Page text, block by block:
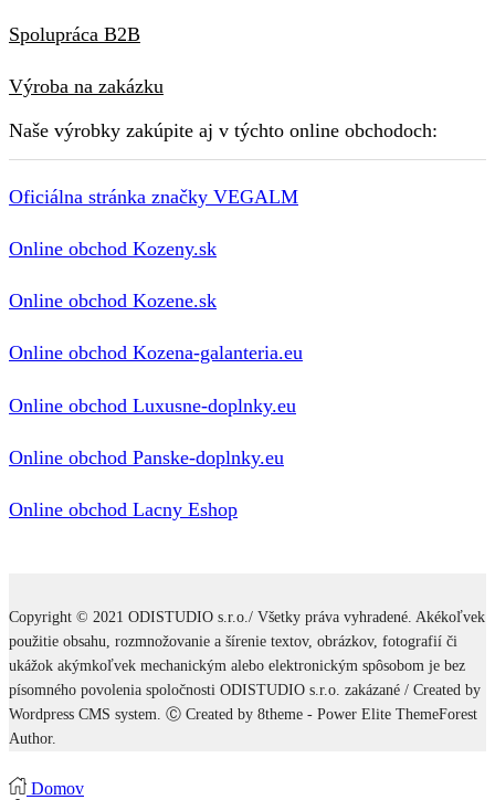
Spolupráca B2B
Výroba na zakázku
Naše výrobky zakúpite aj v týchto online obchodoch:
Oficiálna stránka značky VEGALM
Online obchod Kozeny.sk
Online obchod Kozene.sk
Online obchod Kozena-galanteria.eu
Online obchod Luxusne-doplnky.eu
Online obchod Panske-doplnky.eu
Online obchod Lacny Eshop
Copyright © 2021 ODISTUDIO s.r.o./ Všetky práva vyhradené. Akékoľvek
použitie obsahu, rozmnožovanie a šírenie textov, obrázkov, fotografií či
ukážok akýmkoľvek mechanickým alebo elektronickým spôsobom je bez
písomného povolenia spoločnosti ODISTUDIO s.r.o. zakázané / Created by
Wordpress CMS system. Ⓒ Created by 8theme - Power Elite ThemeForest
Author.
Domov